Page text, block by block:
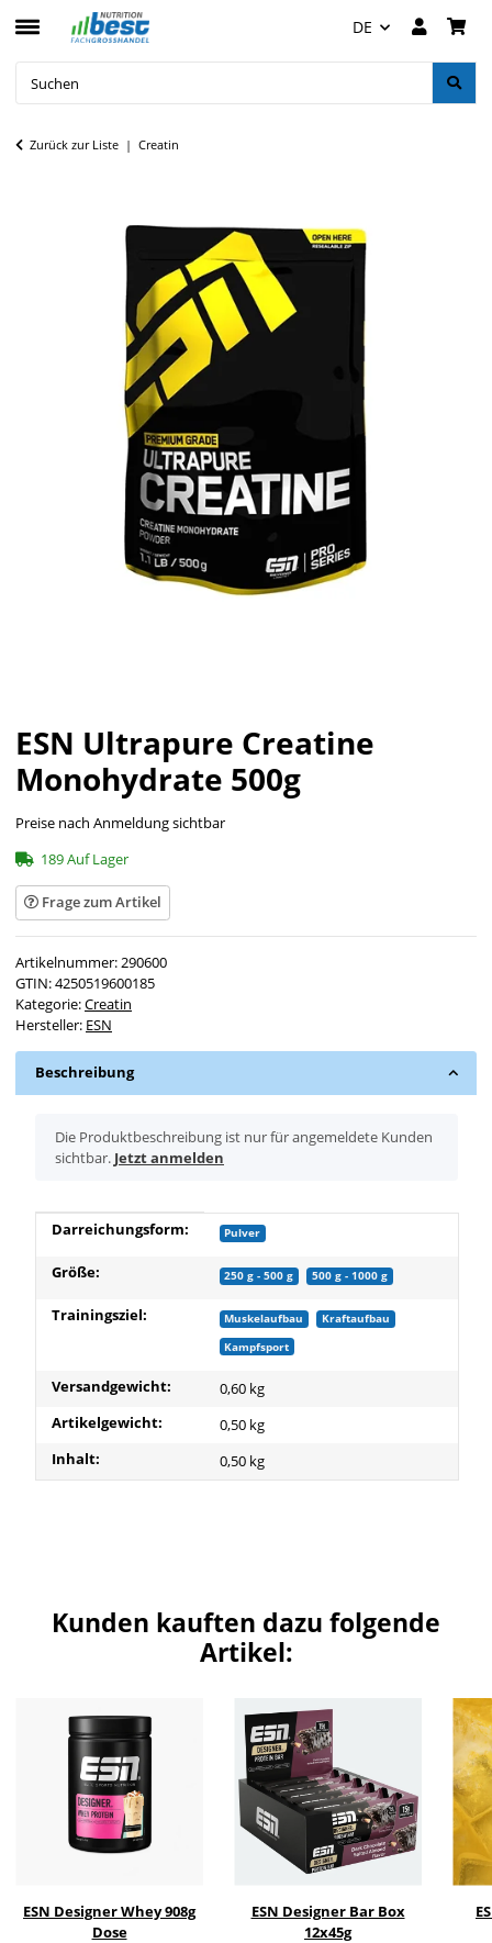
DE
Zurück zur Liste Creatin
ESN Ultrapure Creatine
Monohydrate 500g
Preise nach Anmeldung sichtbar
189 Auf Lager
Frage zum Artikel
Artikelnummer:290600
GTIN:4250519600185
Kategorie:Creatin
Hersteller: ESN
Beschreibung
x
Die Produktbeschreibung ist nur für angemeldete Kunden
sichtbar. Jetzt anmelden
Produkteigenschaft
Wert
Darreichungsform: Pulver
Größe: 250 g - 500 g 500 g - 1000 g
Trainingsziel: Muskelaufbau
Kraftaufbau
Kampfsport
Versandgewicht:
0,60 kg
Artikelgewicht:
0,50 kg
Inhalt:
0,50 kg
Kunden kauften dazu folgende
Artikel:
ESN Designer Whey 908g
Dose
ESN Designer Bar Box
12x45g